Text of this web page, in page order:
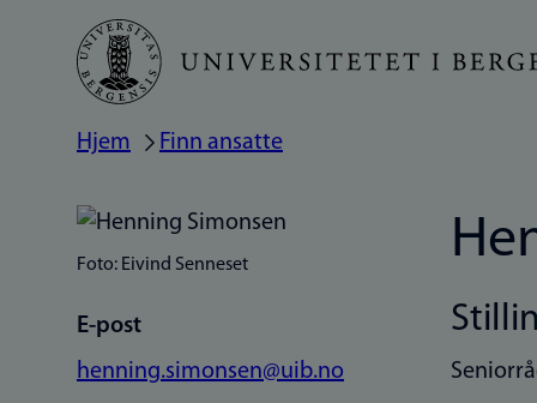
Hopp
hovedinnhold
Navigasjonssti
Hjem Finn ansatte
Foto: Eivind Senneset
E-post
henning.simonsen@uib.no